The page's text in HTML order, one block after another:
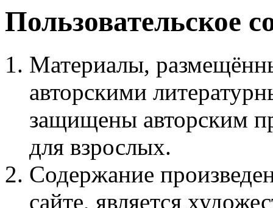
Пользовательское
Материалы,
авторскими
защищены авторским
для взрослых.
Содержание
сайте, является